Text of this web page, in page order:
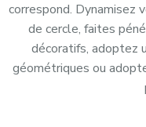
correspond. Dynamisez
de cercle, faites
décoratifs, adoptez
géométriques ou